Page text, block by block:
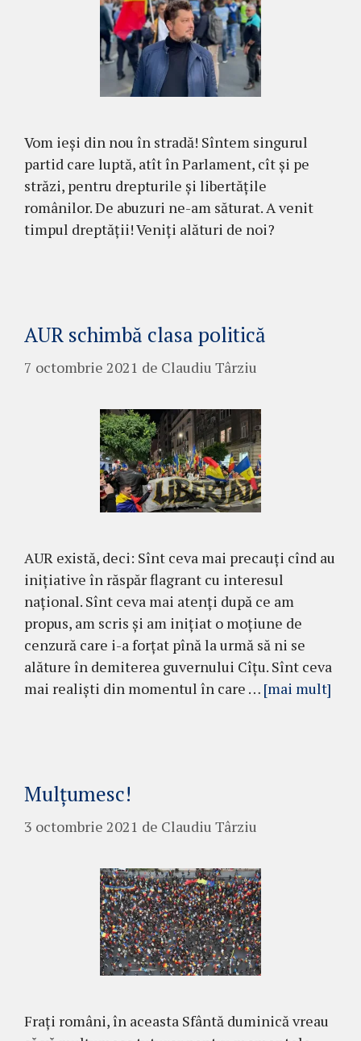
Vom ieși din nou în stradă! Sîntem singurul
partid care luptă, atît în Parlament, cît și pe
străzi, pentru drepturile și libertățile
românilor. De abuzuri ne-am săturat. A venit
timpul dreptății! Veniți alături de noi?
AUR schimbă clasa politică
7 octombrie 2021 de Claudiu Târziu
AUR există, deci: Sînt ceva mai precauți cînd au
inițiative în răspăr flagrant cu interesul
național. Sînt ceva mai atenți după ce am
propus, am scris și am inițiat o moțiune de
cenzură care i-a forțat pînă la urmă să ni se
alăture în demiterea guvernului Cîțu. Sînt ceva
mai realiști din momentul în care … [mai mult]
Mulțumesc!
3 octombrie 2021 de Claudiu Târziu
Frați români, în aceasta Sfântă duminică vreau